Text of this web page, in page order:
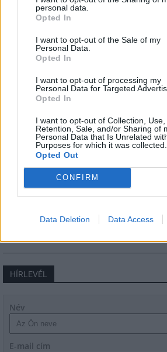
personal data.
Opted In
I want to opt-out of the Sale of my
Personal Data.
Opted In
I want to opt-out of processing my
Personal Data for Targeted
Opted In
I want to opt-out of Collection, Use,
Retention, Sale, and/or Sharing of
Personal Data that Is Unrelated
Purposes for which it was collected.
Opted Out
CONFIRM
Data Deletion Data Access
Beindult az őszibarackszezon,
élvezhetjük
HÍRLEVÉL
Név
E-mail cím